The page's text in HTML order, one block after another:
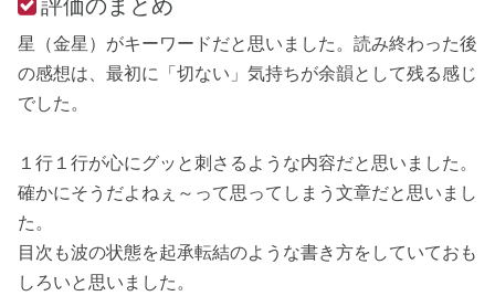
評価のまとめ
星（金星）がキーワードだと思いました。読み終わった後
の感想は、最初に「切ない」気持ちが余韻として残る感じ
でした。
１行１行が心にグッと刺さるような内容だと思いました。
確かにそうだよねぇ～って思ってしまう文章だと思いまし
た。
目次も波の状態を起承転結のような書き方をしていておも
しろいと思いました。